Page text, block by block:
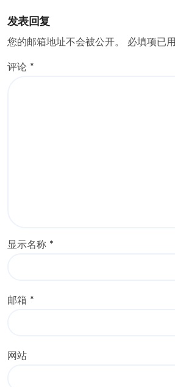
发表回复
您的邮箱地址不会被公开。 必填项已用
评论 *
显示名称 *
邮箱 *
网站